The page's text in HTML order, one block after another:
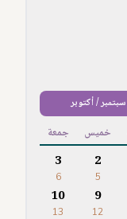
سبتمبر / أكتوبر
خميس جمعة
2
5
3
6
9
12
10
13